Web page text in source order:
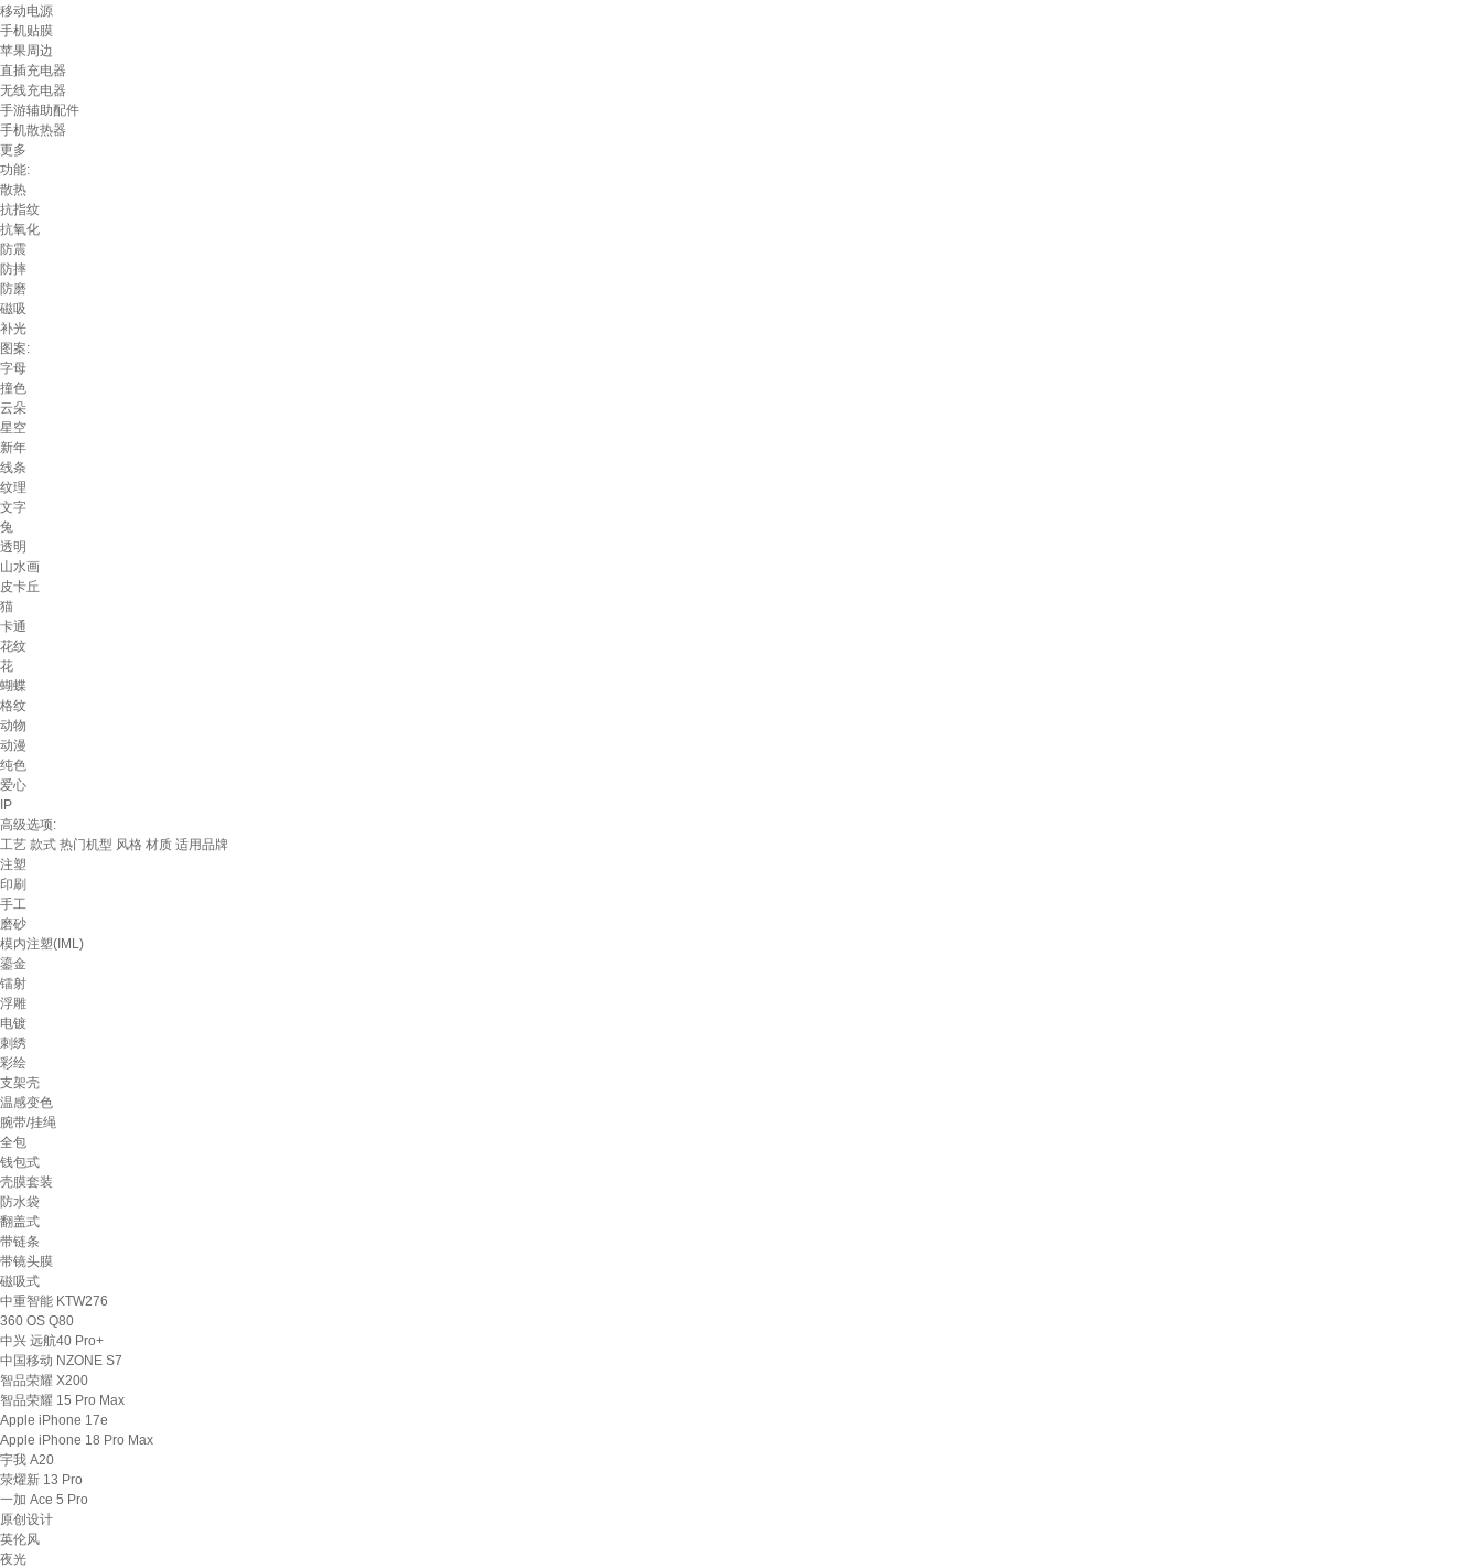
移动电源
手机贴膜
苹果周边
直插充电器
无线充电器
手游辅助配件
手机散热器
更多
功能:
散热
抗指纹
抗氧化
防震
防摔
防磨
磁吸
补光
图案:
字母
撞色
云朵
星空
新年
线条
纹理
文字
兔
透明
山水画
皮卡丘
猫
卡通
花纹
花
蝴蝶
格纹
动物
动漫
纯色
爱心
IP
高级选项:
工艺 款式 热门机型 风格 材质 适用品牌
注塑
印刷
手工
磨砂
模内注塑(IML)
鎏金
镭射
浮雕
电镀
刺绣
彩绘
支架壳
温感变色
腕带/挂绳
全包
钱包式
壳膜套装
防水袋
翻盖式
带链条
带镜头膜
磁吸式
中重智能 KTW276
360 OS Q80
中兴 远航40 Pro+
中国移动 NZONE S7
智品荣耀 X200
智品荣耀 15 Pro Max
Apple iPhone 17e
Apple iPhone 18 Pro Max
宇我 A20
荥燿新 13 Pro
一加 Ace 5 Pro
原创设计
英伦风
夜光